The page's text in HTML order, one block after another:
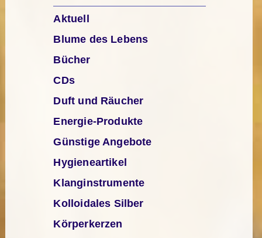
Aktuell
Blume des Lebens
Bücher
CDs
Duft und Räucher
Energie-Produkte
Günstige Angebote
Hygieneartikel
Klanginstrumente
Kolloidales Silber
Körperkerzen